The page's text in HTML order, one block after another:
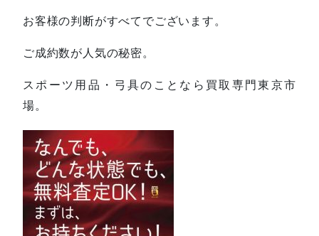
お客様の判断がすべてでございます。
ご成約数が人気の秘密。
スポーツ用品・弓具のことなら買取専門東京市
場。